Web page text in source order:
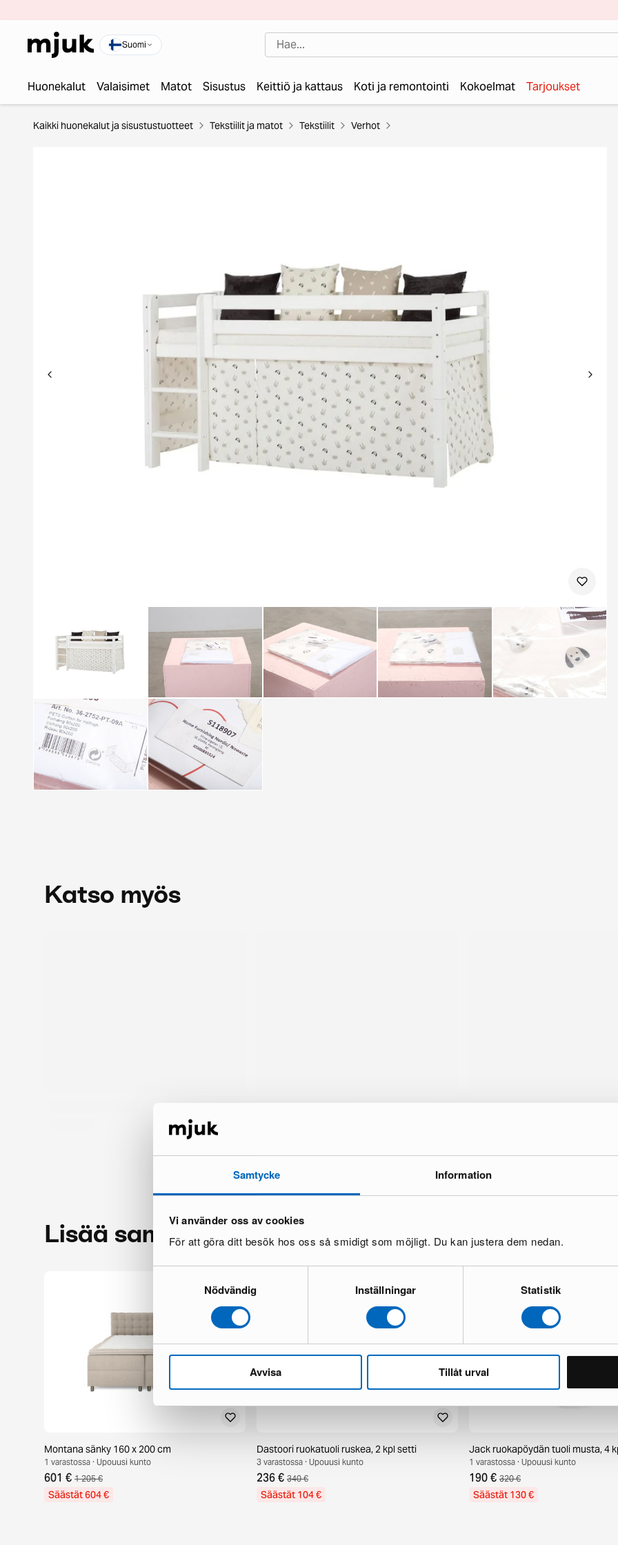
Samtycke Information
Vi använder oss av cookies
För att göra ditt besök hos oss så smidigt som möjligt. Du kan justera dem nedan.
Nödvändig Inställningar Statistik
Avvisa Tillåt urval
Suomi
Huonekalut Valaisimet Matot Sisustus Keittiö ja kattaus Koti ja remontointi Kokoelmat Tarjoukset
Kaikki huonekalut ja sisustustuotteet Tekstiilit ja matot Tekstiilit Verhot
Katso myös
Lisää samalta brändiltä
Montana sänky 160 x 200 cm
1 varastossa · Upouusi kunto
601 € 1 205 €
Säästät 604 €
Dastoori ruokatuoli ruskea, 2 kpl setti
3 varastossa · Upouusi kunto
236 € 340 €
Säästät 104 €
Jack ruokapöydän tuoli musta, 4
1 varastossa · Upouusi kunto
190 € 320 €
Säästät 130 €